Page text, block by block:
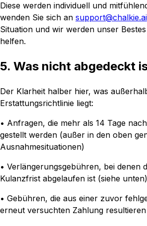
Diese werden individuell und
wenden Sie sich an support@chalkie.ai
Situation und wir werden unser
helfen.
5. Was nicht abgedeckt
Der Klarheit halber hier, was
Erstattungsrichtlinie liegt:
• Anfragen, die mehr als 14 Tage
gestellt werden (außer in den oben
Ausnahmesituationen)
• Verlängerungsgebühren, bei denen
Kulanzfrist abgelaufen ist (siehe unten)
• Gebühren, die aus einer zuvor
erneut versuchten Zahlung